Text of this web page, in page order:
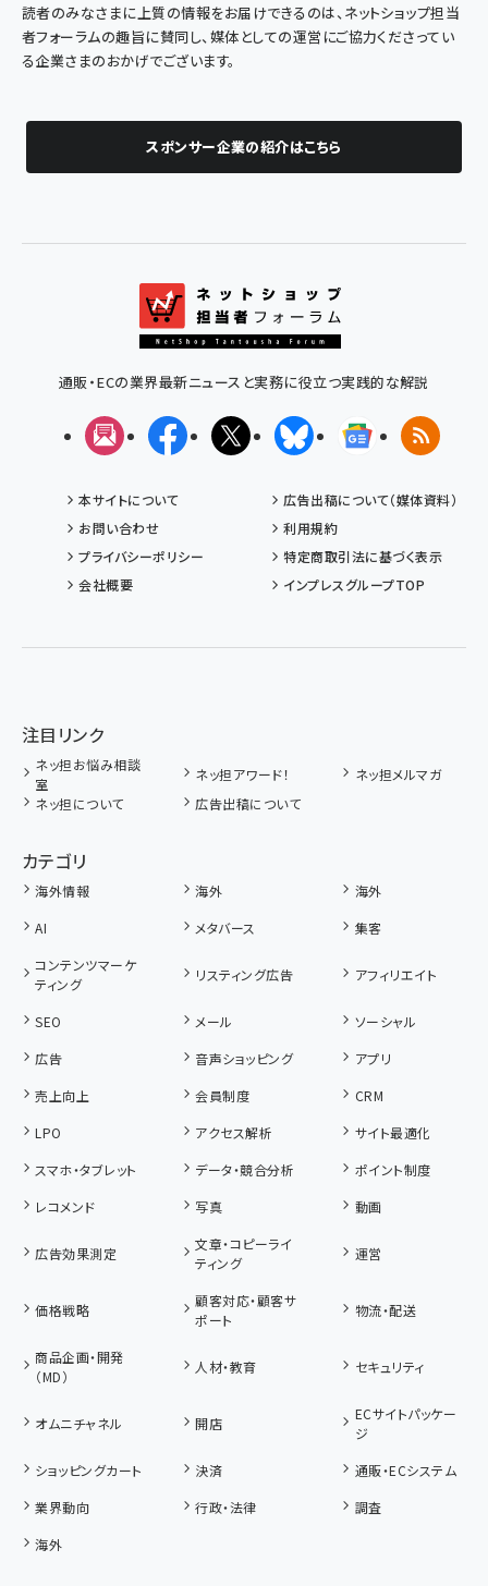
読者のみなさまに上質の情報をお届けできるのは、ネットショップ担当
者フォーラムの趣旨に賛同し、媒体としての運営にご協力くださってい
る企業さまのおかげでございます。
スポンサー企業の紹介はこちら
通販・ECの業界最新ニュースと実務に役立つ実践的な解説
メルマガFacebookX(エックス)BlueskyGoogleニュ
RSS
本サイトについて
広告出稿について（媒体資料）
お問い合わせ
利用規約
プライバシーポリシー
特定商取引法に基づく表示
会社概要
インプレスグループTOP
注目リンク
ネッ担お悩み相談
室
ネッ担アワード！
ネッ担メルマガ
ネッ担について
広告出稿について
カテゴリ
海外情報 海外
海外
AI
メタバース
集客
コンテンツマーケ
ティング
リスティング広告 アフィリエイト
SEO メール
ソーシャル
広告
音声ショッピング
アプリ
売上向上
会員制度
CRM
LPO
アクセス解析
サイト最適化
スマホ・タブレット
データ・競合分析
ポイント制度
レコメンド
写真 動画
広告効果測定
文章・コピーライ
ティング
運営
価格戦略
顧客対応・顧客サ
ポート
物流・配送
商品企画・開発
（MD）
人材・教育 セキュリティ
オムニチャネル 開店
ECサイトパッケー
ジ
ショッピングカート
決済
通販・ECシステム
業界動向
行政・法律
調査
海外